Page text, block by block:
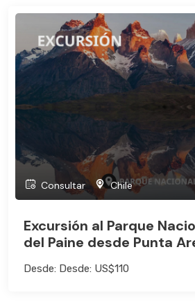
Consultar Chile
Excursión al Parque
del Paine desde Punta
Desde: Desde: US$110